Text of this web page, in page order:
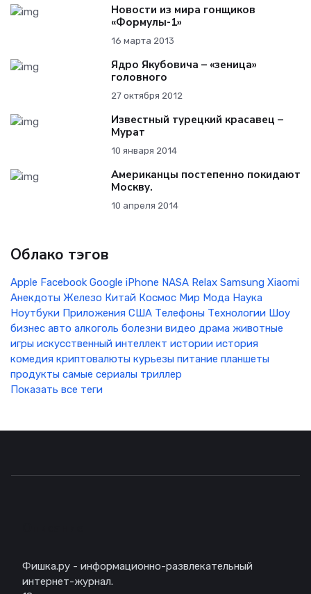
Новости из мира гонщиков
«Формулы-1»
16 марта 2013
Ядро Якубовича – «зеница»
головного
27 октября 2012
Известный турецкий красавец –
Мурат
10 января 2014
Американцы постепенно покидают
Москву.
10 апреля 2014
Облако тэгов
Apple Facebook Google iPhone NASA Relax Samsung Xiaomi
Анекдоты Железо Китай Космос Мир Мода Наука
Ноутбуки Приложения США Телефоны Технологии Шоу
бизнес авто алкоголь болезни видео драма животные
игры искусственный интеллект истории история
комедия криптовалюты курьезы питание планшеты
продукты самые сериалы триллер
Показать все теги
Фишка.ру - информационно-развлекательный
интернет-журнал.